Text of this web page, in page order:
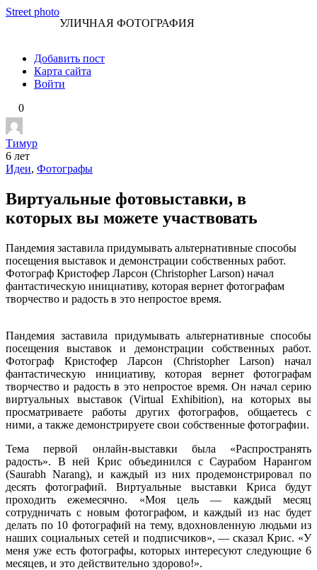
Перейти
Street photo
УЛИЧНАЯ ФОТОГРАФИЯ
Добавить пост
Карта сайта
Войти
0
Тимур
6 лет
Идеи, Фотографы
Виртуальные фотовыставки, в
которых вы можете участвовать
Пандемия заставила придумывать альтернативные способы
посещения выставок и демонстрации собственных работ.
Фотограф Кристофер Ларсон (Christopher Larson) начал
фантастическую инициативу, которая вернет фотографам
творчество и радость в это непростое время.
Пандемия заставила придумыватьальтернативные способы
посещения выставок и демонстрации собственных работ.
Фотограф Кристофер Ларсон (Christopher Larson) начал
фантастическую инициативу, которая вернет фотографам
творчество и радость в это непростое время. Он начал серию
виртуальных выставок (Virtual Exhibition), на которых вы
просматриваете работы других фотографов, общаетесь с
ними, а также демонстрируете свои собственные фотографии.
Тема первой онлайн-выставки была «Распространять
радость». В нейКрис объединился с Саурабом Нарангом
(Saurabh Narang), и каждый из нихпродемонстрировал по
десять фотографий. Виртуальные выставки Криса будут
проходить ежемесячно. «Моя цель — каждый месяц
сотрудничать с новым фотографом, и каждый из нас будет
делать по 10 фотографий на тему, вдохновленную людьми из
наших социальных сетей и подписчиков», —сказал Крис. «У
меня уже есть фотографы, которых интересуют следующие 6
месяцев, и это действительно здорово!».